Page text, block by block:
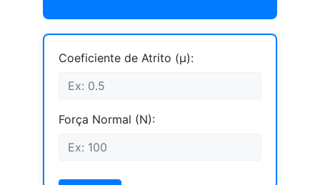
Coeficiente de Atrito (μ):
Força Normal (N):